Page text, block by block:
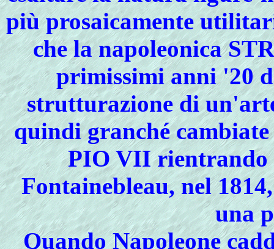
più prosaicamente
che la napoleonica
primissimi anni '20
strutturazione di
quindi granché
PIO VIIrientrando
Fontainebleau, nel
una
Quando Napoleone